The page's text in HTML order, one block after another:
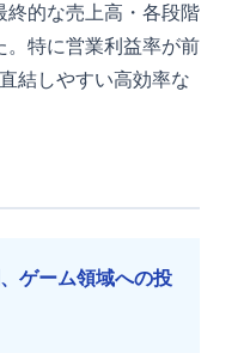
終的な売上高・各段階
。特に営業利益率が前
結しやすい高効率な
ゲーム領域への投